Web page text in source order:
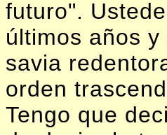
futuro".
últimos años
savia
orden
Tengo que